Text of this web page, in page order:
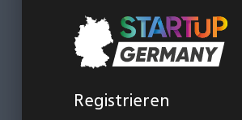
Registrieren